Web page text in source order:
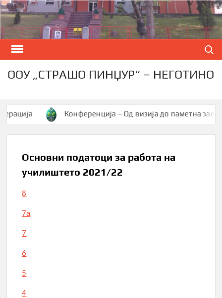
Skip
to
content
ООУ „СТРАШО ПИНЏУР“ – НЕГОТИНО
Конференција – Од визија до паметна заедница
Основни податоци за работа на
училиштето 2021/22
8
7а
7
6
5
4